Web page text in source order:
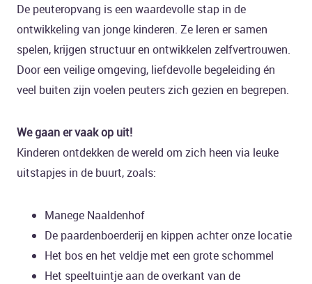
De peuteropvang is een waardevolle stap in de
ontwikkeling van jonge kinderen. Ze leren er samen
spelen, krijgen structuur en ontwikkelen zelfvertrouwen.
Door een veilige omgeving, liefdevolle begeleiding én
veel buiten zijn voelen peuters zich gezien en begrepen.
We gaan er vaak op uit!
Kinderen ontdekken de wereld om zich heen via leuke
uitstapjes in de buurt, zoals:
Manege Naaldenhof
De paardenboerderij en kippen achter onze locatie
Het bos en het veldje met een grote schommel
Het speeltuintje aan de overkant van de